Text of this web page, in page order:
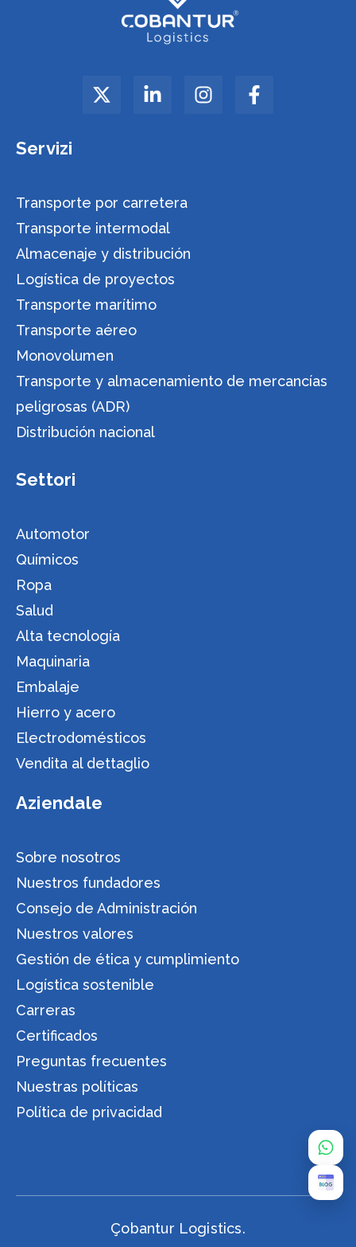
Servizi
Transporte por carretera
Transporte intermodal
Almacenaje y distribución
Logística de proyectos
Transporte marítimo
Transporte aéreo
Monovolumen
Transporte y almacenamiento de mercancías
peligrosas (ADR)
Distribución nacional
Settori
Automotor
Químicos
Ropa
Salud
Alta tecnología
Maquinaria
Embalaje
Hierro y acero
Electrodomésticos
Vendita al dettaglio
Aziendale
Sobre nosotros
Nuestros fundadores
Consejo de Administración
Nuestros valores
Gestión de ética y cumplimiento
Logística sostenible
Carreras
Certificados
Preguntas frecuentes
Nuestras políticas
Política de privacidad
Çobantur Logistics.